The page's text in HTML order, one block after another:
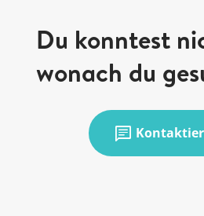
Du konntest
wonach du
chat